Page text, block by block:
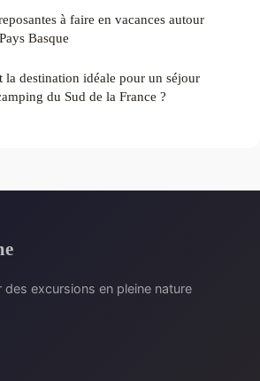
à faire en vacances autour
Basque
la destination idéale pour un séjour
du Sud de la France ?
excursions en pleine nature